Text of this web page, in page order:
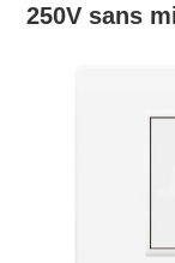
250V sans